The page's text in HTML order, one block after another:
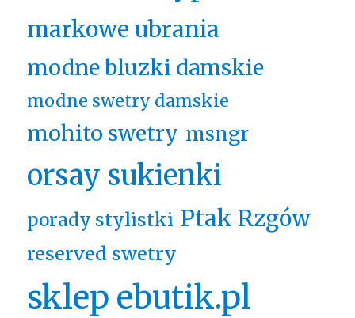
markowe ubrania
modne bluzki damskie
modne swetry damskie
mohito swetry msngr
orsay sukienki
porady stylistki Ptak Rzgów
reserved swetry
sklep ebutik.pl